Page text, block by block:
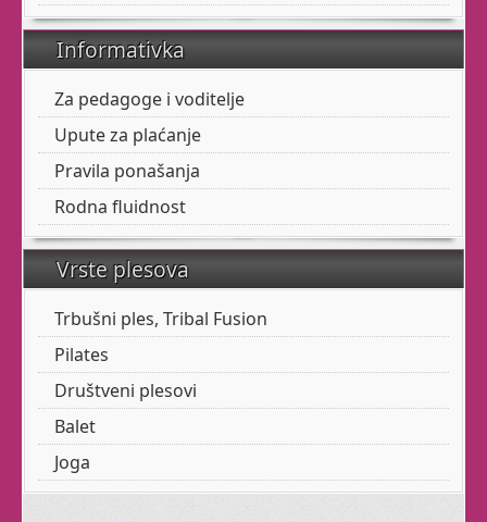
Senzualnost i
namijenjeni su ženama
dobro u svom tijelu i
biću.
Učinite nešto za sebe!
Posvetite jedan sat sebi,
Informativka
Za pedagoge i voditelje
Upute za plaćanje
Pravila ponašanja
Rodna fluidnost
Vrste plesova
Trbušni ples, Tribal Fusion
Pilates
Društveni plesovi
Balet
Joga